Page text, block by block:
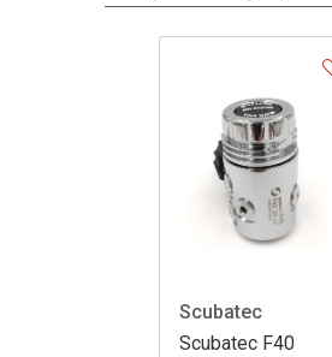
Scubatec
Scubatec F40